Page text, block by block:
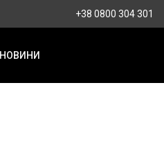
+38 0800 304 301
НОВИНИ